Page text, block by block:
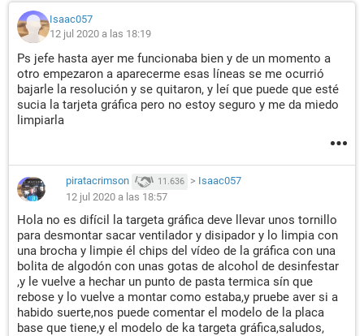
Isaac057
12 jul 2020 a las 18:19
Ps jefe hasta ayer me funcionaba bien y de un momento a
otro empezaron a aparecerme esas líneas se me ocurrió
bajarle la resolución y se quitaron, y leí que puede que esté
sucia la tarjeta gráfica pero no estoy seguro y me da miedo
limpiarla
piratacrimson 11.636 > Isaac057
12 jul 2020 a las 18:57
Hola no es difícil la targeta gráfica deve llevar unos tornillo
para desmontar sacar ventilador y disipador y lo limpia con
una brocha y limpie él chips del vídeo de la gráfica con una
bolita de algodón con unas gotas de alcohol de desinfestar
,y le vuelve a hechar un punto de pasta termica sín que
rebose y lo vuelve a montar como estaba,y pruebe aver si a
habido suerte,nos puede comentar el modelo de la placa
base que tiene,y el modelo de ka targeta gráfica,saludos,